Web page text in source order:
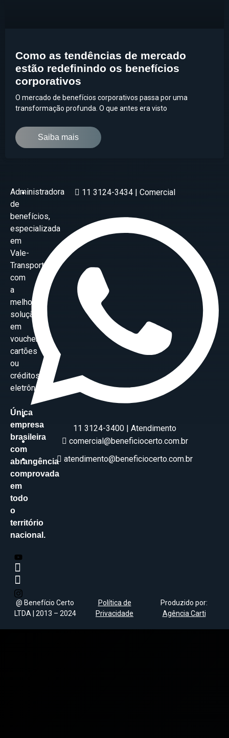
Como as tendências de mercado
estão redefinindo os benefícios
corporativos
O mercado de benefícios corporativos passa por uma
transformação profunda. O que antes era visto
Saiba mais
Administradora
de
benefícios,
especializada
em
Vale-
Transporte
com
a
melhor
solução
em
vouchers,
cartões
ou
créditos
eletrônicos.
Única
empresa
brasileira
com
abrangência
comprovada
em
todo
o
território
nacional.
11 3124-3434 | Comercial
11 3124-3400 | Atendimento
comercial@beneficiocerto.com.br
atendimento@beneficiocerto.com.br
@ Benefício Certo
LTDA | 2013 – 2024
Política de
Privacidade
Produzido por:
Agência Carti